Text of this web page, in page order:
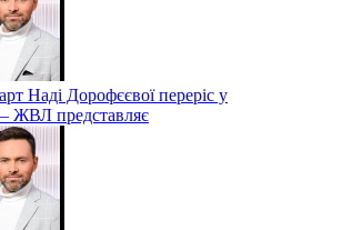
Наді Дорофєєвої переріс у
ЖВЛ представляє